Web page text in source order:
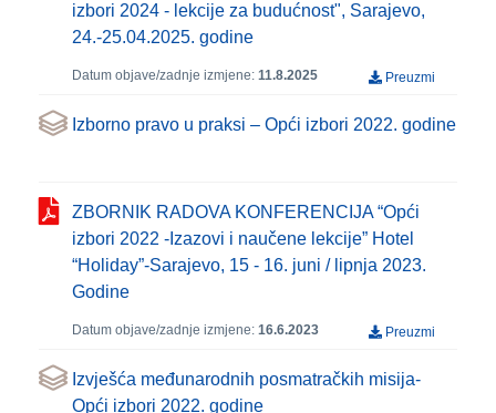
izbori 2024 - lekcije za budućnost", Sarajevo,
24.-25.04.2025. godine
Datum objave/zadnje izmjene: 11.8.2025 Preuzmi
Izborno pravo u praksi – Opći izbori 2022. godine
ZBORNIK RADOVA KONFERENCIJA “Opći
izbori 2022 -Izazovi i naučene lekcije” Hotel
“Holiday”-Sarajevo, 15 - 16. juni / lipnja 2023.
Godine
Datum objave/zadnje izmjene: 16.6.2023 Preuzmi
Izvješća međunarodnih posmatračkih misija-
Opći izbori 2022. godine